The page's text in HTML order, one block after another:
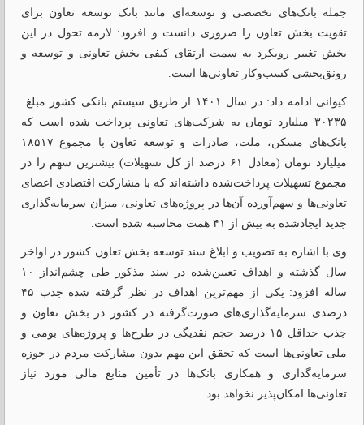
جمله بانک‌های تخصصی و توسعه‌ای مانند بانک توسعه تعاون برای
تقویت بخش تعاون را ضروری دانست و افزود: لازمه تحول در این
بخش تغییر رویکرد به سمت ارتقای کیفی بخش تعاونی و توسعه و
رونق‌بخشی کسب‌وکار تعاونی‌ها است.
کیوانی ادامه داد: در سال ۱۴۰۱ از طریق سیستم بانکی کشور مبلغ
۳۰۲۳۵ میلیارد تومان به شرکت‌های تعاونی پرداخت شده است که
بانک‌های مسکن، ملت، صادرات و توسعه تعاون با مجموع ۱۸۵۱۷
میلیارد تومان (معادل ۶۱ درصد از کل تسهیلات) بیشترین سهم را در
مجموع تسهیلات پرداخت‌شده داشته‌اند که با مشارکت اقتصادی اعضای
تعاونی‌‏ها و سهم‌آورده آن‌ها در پروژه‌های تعاونی، میزان سرمایه‌گذاری
جدید ایجادشده به بیش از ۴۱ همت محاسبه شده است.
وی با اشاره به تصویب و ابلاغ سند توسعه بخش تعاون کشور در اواخر
سال گذشته و اهداف تعیین‌شده در سند مذکور طی چشم‌انداز ۱۰
ساله افزود: یکی از مهم‌ترین اهداف در نظر گرفته شده جذب ۴۵
درصدی سرمایه‌‏گذاری‌های صورت‌گرفته در کشور در بخش تعاون و
جذب حداقل ۱۵ درصد حجم نقدیگی در طرح‌ها و پروژه‌های بومی و
ملی تعاونی‌ها است که تحقق این مهم بدون مشارکت مردم در حوزه
سرمایه‌گذاری و همکاری بانک‌ها در تأمین منابع مالی مورد نیاز
تعاونی‌ها امکان‌پذیر نخواهد بود.